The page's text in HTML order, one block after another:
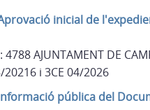
Aprovació inicial de
AJUNTAMENT DE
i 3CE 04/2026
- Informació pública del